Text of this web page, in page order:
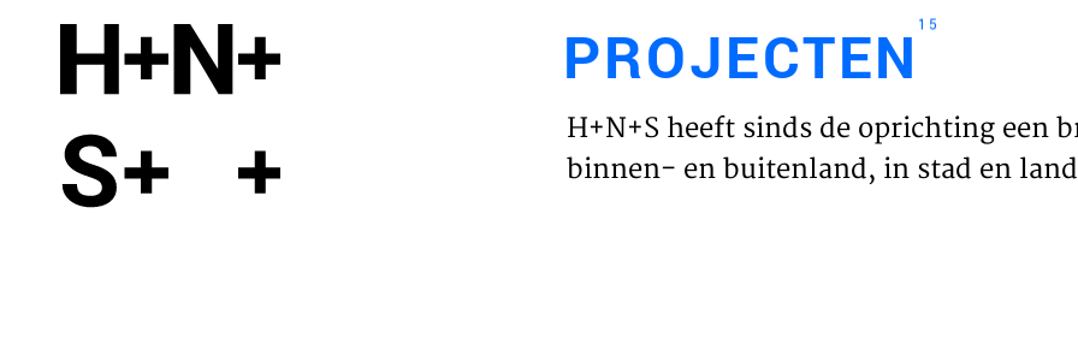
HOME
PROJECTEN 15
H+N+S heeft sinds de oprichting een
binnen- en buitenland, in stad en